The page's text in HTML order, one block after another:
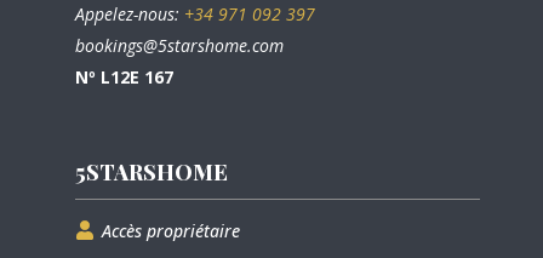
Appelez-nous: +34 971 092 397
bookings@5starshome.com
Nº L12E 167
5STARSHOME
Accès propriétaire